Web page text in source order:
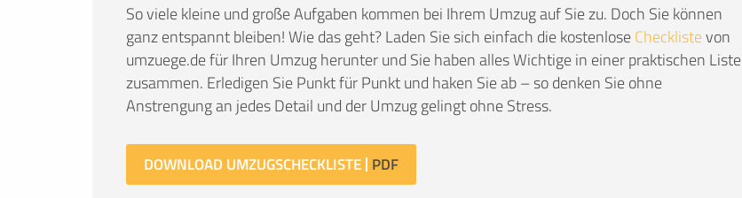
So viele kleine und große Aufgaben kommen bei Ihrem Umzug auf Sie zu. Doch Sie können
ganz entspannt bleiben! Wie das geht? Laden Sie sich einfach die kostenloseChecklistevon
umzuege.de für Ihren Umzug herunter und Sie haben alles Wichtige in einer praktischen Liste
zusammen. Erledigen Sie Punkt für Punkt und haken Sie ab – so denken Sie ohne
Anstrengung an jedes Detail und der Umzug gelingt ohne Stress.
DOWNLOAD UMZUGSCHECKLISTE